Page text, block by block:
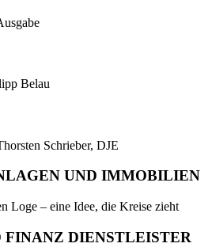
Belau
Schrieber, DJE
UND IMMOBILIEN
Loge – eine Idee, die Kreise zieht
DIENSTLEISTER